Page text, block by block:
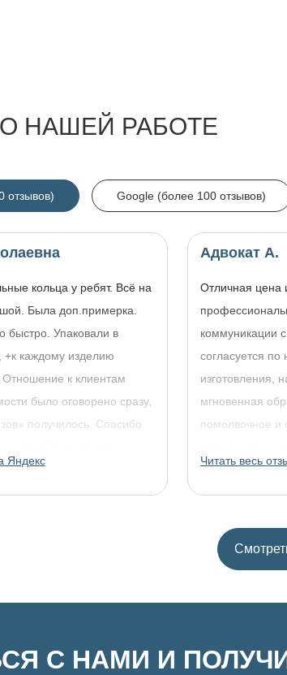
О НАШЕЙ РАБОТЕ
отзывов) Google (более 100 отзывов)
кольца у ребят. Всё на
Была доп.примерка.
быстро. Упаковали в
+к каждому изделию
к клиентам
было оговорено сразу,
получилось. Спасибо
Яндекс
Адвокат А.
Отличная цена
коммуникации
согласуется по
изготовления,
мгновенная
помолвочное и
Читать весь
С НАМИ И